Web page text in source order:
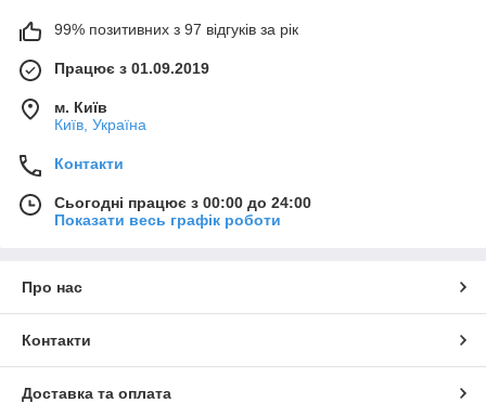
99% позитивних з 97 відгуків за рік
Працює з 01.09.2019
м. Київ
Київ, Україна
Контакти
Сьогодні працює з 00:00 до 24:00
Показати весь графік роботи
Про нас
Контакти
Доставка та оплата